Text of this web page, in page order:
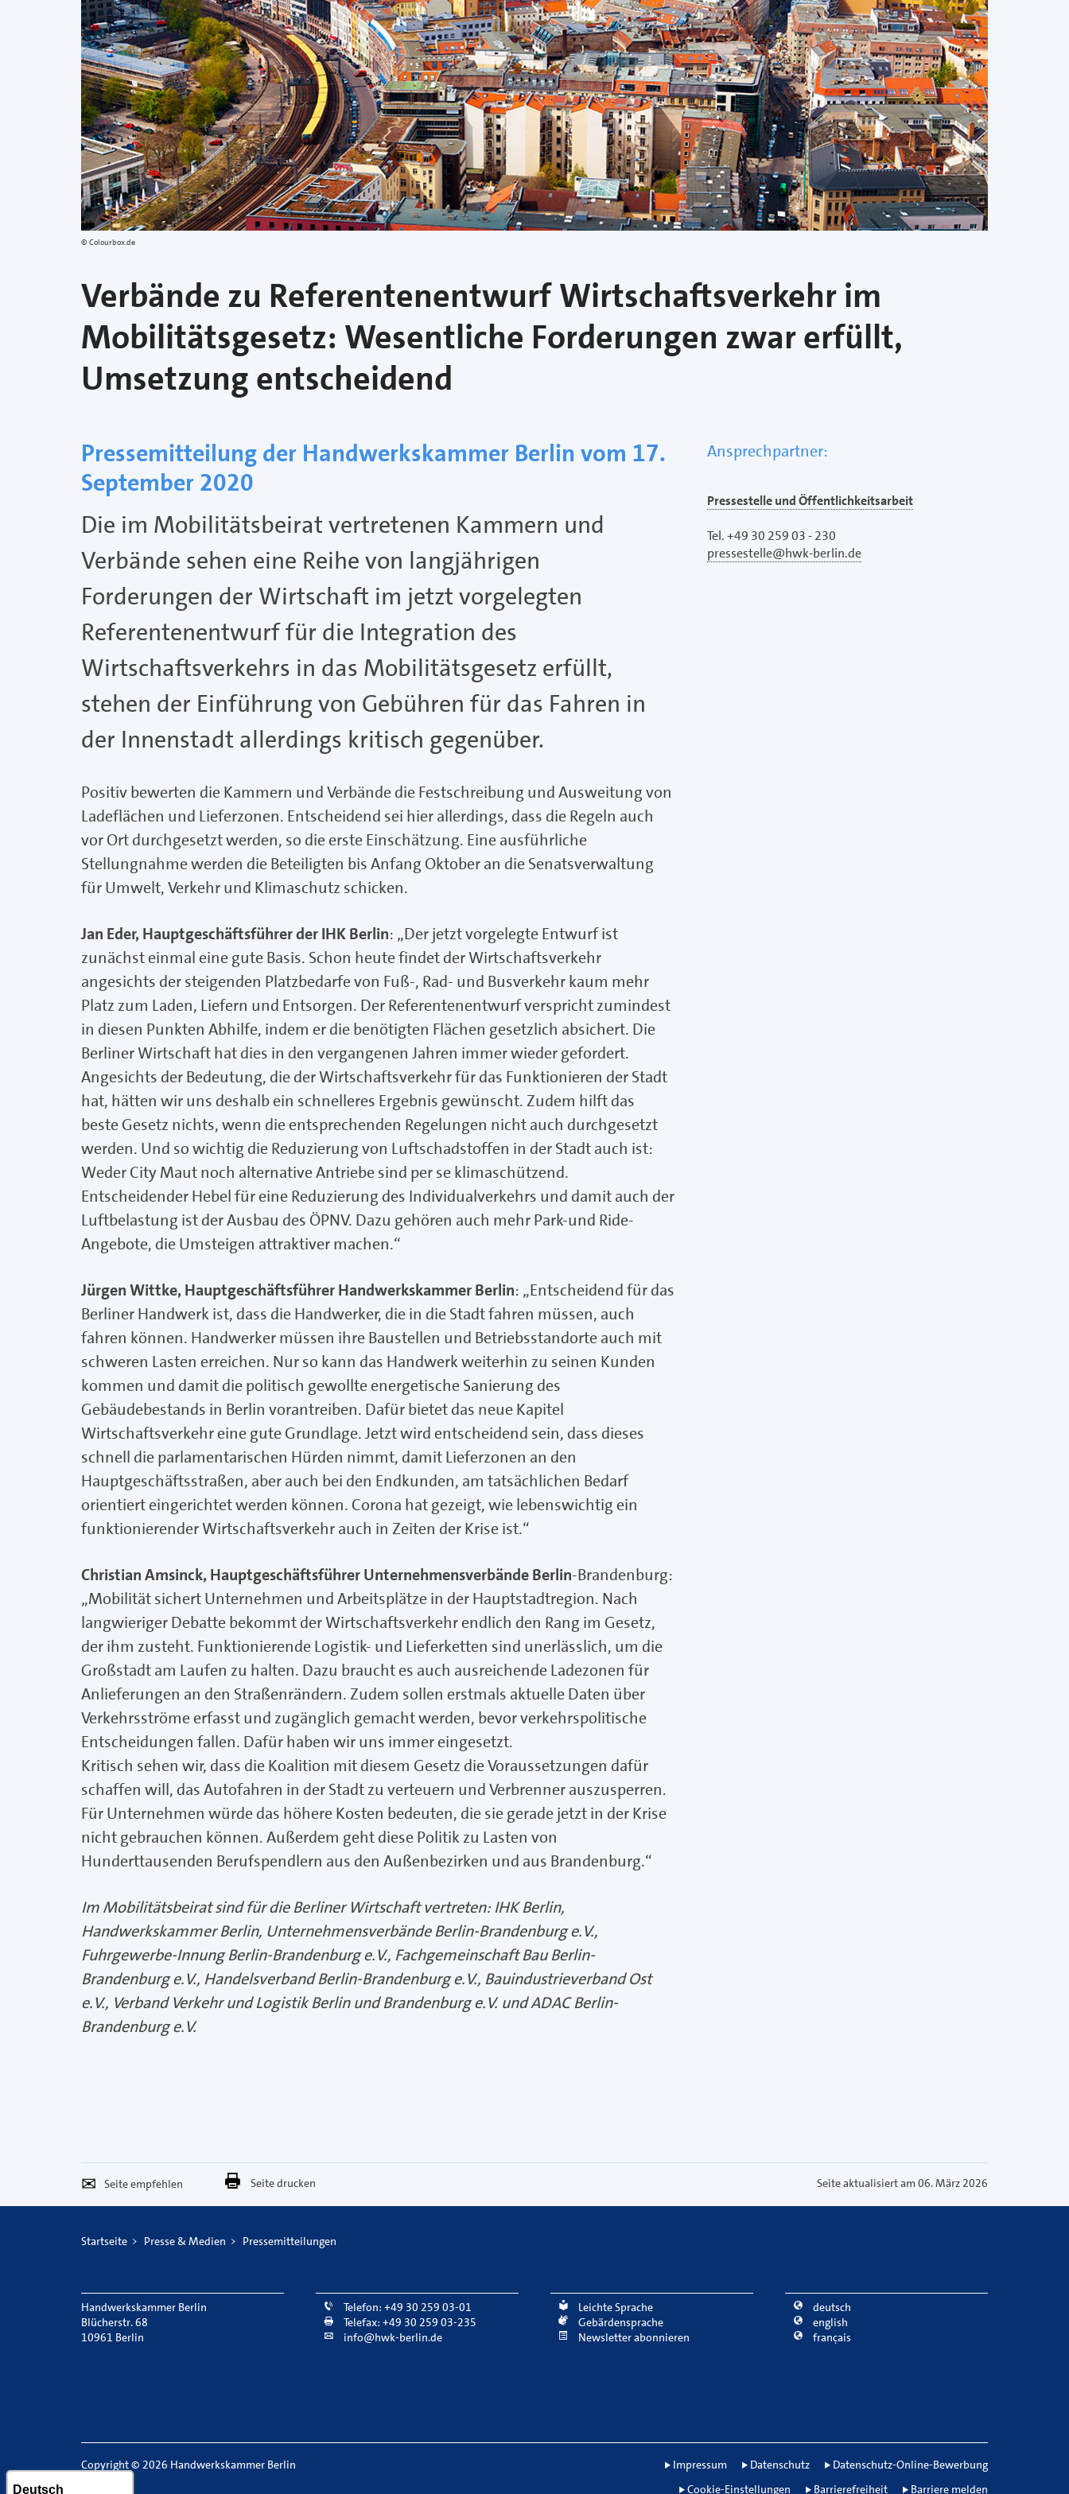
Colourbox.de
Verbände zu Referentenentwurf Wirtschaftsverkehr im
Mobilitätsgesetz: Wesentliche Forderungen zwar erfüllt,
Umsetzung entscheidend
Pressemitteilung der Handwerkskammer Berlin vom 17.
September 2020
Die im Mobilitätsbeirat vertretenen Kammern und
Verbände sehen eine Reihe von langjährigen
Forderungen der Wirtschaft im jetzt vorgelegten
Referentenentwurf für die Integration des
Wirtschaftsverkehrs in das Mobilitätsgesetz erfüllt,
stehen der Einführung von Gebühren für das Fahren in
der Innenstadt allerdings kritisch gegenüber.
Positiv bewerten die Kammern und Verbände die Festschreibung und Ausweitung von
Ladeflächen und Lieferzonen. Entscheidend sei hier allerdings, dass die Regeln auch
vor Ort durchgesetzt werden, so die erste Einschätzung. Eine ausführliche
Stellungnahme werden die Beteiligten bis Anfang Oktober an die Senatsverwaltung
für Umwelt, Verkehr und Klimaschutz schicken.
Jan Eder, Hauptgeschäftsführer der IHK Berlin: „Der jetzt vorgelegte Entwurf ist
zunächst einmal eine gute Basis. Schon heute findet der Wirtschaftsverkehr
angesichts der steigenden Platzbedarfe von Fuß-, Rad- und Busverkehr kaum mehr
Platz zum Laden, Liefern und Entsorgen. Der Referentenentwurf verspricht zumindest
in diesen Punkten Abhilfe, indem er die benötigten Flächen gesetzlich absichert. Die
Berliner Wirtschaft hat dies in den vergangenen Jahren immer wieder gefordert.
Angesichts der Bedeutung, die der Wirtschaftsverkehr für das Funktionieren der Stadt
hat, hätten wir uns deshalb ein schnelleres Ergebnis gewünscht. Zudem hilft das
beste Gesetz nichts, wenn die entsprechenden Regelungen nicht auch durchgesetzt
werden. Und so wichtig die Reduzierung von Luftschadstoffen in der Stadt auch ist:
Weder City Maut noch alternative Antriebe sind per se klimaschützend.
Entscheidender Hebel für eine Reduzierung des Individualverkehrs und damit auch der
Luftbelastung ist der Ausbau des ÖPNV. Dazu gehören auch mehr Park-und Ride-
Angebote, die Umsteigen attraktiver machen.“
Jürgen Wittke, Hauptgeschäftsführer Handwerkskammer Berlin: „Entscheidend für das
Berliner Handwerk ist, dass die Handwerker, die in die Stadt fahren müssen, auch
fahren können. Handwerker müssen ihre Baustellen und Betriebsstandorte auch mit
schweren Lasten erreichen. Nur so kann das Handwerk weiterhin zu seinen Kunden
kommen und damit die politisch gewollte energetische Sanierung des
Gebäudebestands in Berlin vorantreiben. Dafür bietet das neue Kapitel
Wirtschaftsverkehr eine gute Grundlage. Jetzt wird entscheidend sein, dass dieses
schnell die parlamentarischen Hürden nimmt, damit Lieferzonen an den
Hauptgeschäftsstraßen, aber auch bei den Endkunden, am tatsächlichen Bedarf
orientiert eingerichtet werden können. Corona hat gezeigt, wie lebenswichtig ein
funktionierender Wirtschaftsverkehr auch in Zeiten der Krise ist.“
Christian Amsinck, Hauptgeschäftsführer Unternehmensverbände Berlin-Brandenburg:
„Mobilität sichert Unternehmen und Arbeitsplätze in der Hauptstadtregion. Nach
langwieriger Debatte bekommt der Wirtschaftsverkehr endlich den Rang im Gesetz,
der ihm zusteht. Funktionierende Logistik- und Lieferketten sind unerlässlich, um die
Großstadt am Laufen zu halten. Dazu braucht es auch ausreichende Ladezonen für
Anlieferungen an den Straßenrändern. Zudem sollen erstmals aktuelle Daten über
Verkehrsströme erfasst und zugänglich gemacht werden, bevor verkehrspolitische
Entscheidungen fallen. Dafür haben wir uns immer eingesetzt.
Kritisch sehen wir, dass die Koalition mit diesem Gesetz die Voraussetzungen dafür
schaffen will, das Autofahren in der Stadt zu verteuern und Verbrenner auszusperren.
Für Unternehmen würde das höhere Kosten bedeuten, die sie gerade jetzt in der Krise
nicht gebrauchen können. Außerdem geht diese Politik zu Lasten von
Hunderttausenden Berufspendlern aus den Außenbezirken und aus Brandenburg.“
Im Mobilitätsbeirat sind für die Berliner Wirtschaft vertreten: IHK Berlin,
Handwerkskammer Berlin, Unternehmensverbände Berlin-Brandenburg e.V.,
Fuhrgewerbe-Innung Berlin-Brandenburg e.V., Fachgemeinschaft Bau Berlin-
Brandenburg e.V., Handelsverband Berlin-Brandenburg e.V., Bauindustrieverband Ost
e.V., Verband Verkehr und Logistik Berlin und Brandenburg e.V. und ADAC Berlin-
Brandenburg e.V.
Ansprechpartner:
Pressestelle und Öffentlichkeitsarbeit
Tel. +49 30 259 03 - 230
pressestelle@hwk-berlin.de
Seite
empfehlen
Per
E-
Mail
Seite drucken Seite aktualisiert am 06. März 2026
Startseite Presse & Medien Pressemitteilungen
Handwerkskammer Berlin
Blücherstr. 68
10961 Berlin
Telefon: +49 30 259 03-01
Telefax: +49 30 259 03-235
info@hwk-berlin.de
Leichte Sprache
Gebärdensprache
Newsletter abonnieren
deutsch
english
français
Copyright© 2026 Handwerkskammer Berlin Impressum Datenschutz
Datenschutz-Online-Bewerbung
Cookie-Einstellungen
Barrierefreiheit Barriere melden